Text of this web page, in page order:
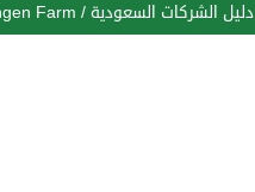
دليل الشركات السعودية /
Farm